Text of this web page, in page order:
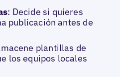
: Decide si quieres
publicación antes de
plantillas de
los equipos locales